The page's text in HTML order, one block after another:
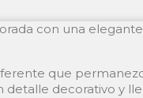
con una
que
decorativo y